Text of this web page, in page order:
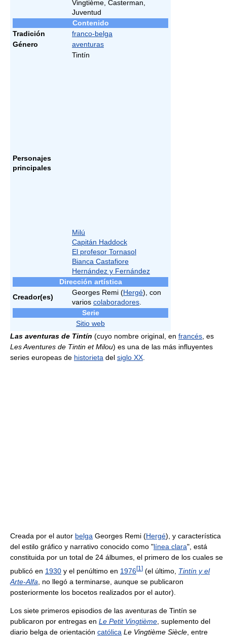
Vingtième, Casterman,
Juventud
Contenido
Tradición
franco-belga
Género
aventuras
Personajes
principales
Tintín
Milú
Capitán Haddock
El profesor Tornasol
Bianca Castafiore
Hernández y Fernández
Dirección artística
Creador(es)
Georges Remi (Hergé), con
varios colaboradores
Serie
Sitio web
Las aventuras de Tintín (cuyo nombre original, en francés , es
Les Aventures de Tintin et Milou) es una de las más influyentes
series europeas de historieta del siglo XX
Creada por el autor belga Georges Remi (Hergé), y característica
del estilo gráfico y narrativo conocido como "línea clara", está
constituida por un total de 24 álbumes, el primero de los cuales se
publicó en 1930 y el penúltimo en 1976[1 ] (el último, Tintín y el
Arte-Alfa , no llegó a terminarse, aunque se publicaron
posteriormente los bocetos realizados por el autor).
Los siete primeros episodios de las aventuras de Tintín se
publicaron por entregas en Le Petit Vingtième , suplemento del
diario belga de orientación católica Le Vingtième Siècle , entre